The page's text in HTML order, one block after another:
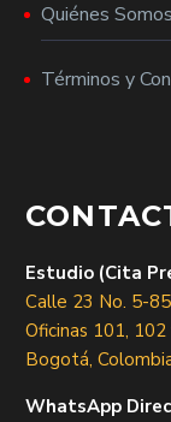
Quiénes
Términos y
Estudio (Cita
Calle 23 No. 5-85
Oficinas 101,
Bogotá,
WhatsApp